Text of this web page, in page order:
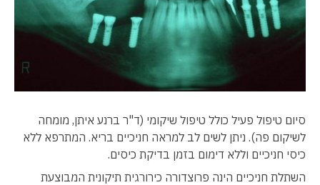
סיום טיפול פעיל כולל טיפול שיקומי (ד"ר ברנע איתן, מומחה
לשיקום פה). ניתן לשים לב למראה חניכיים בריא. המתרפא ללא
כיסי חניכיים וללא דימום בזמן בדיקת כיסים.
השתלת חניכיים הינה פרוצדורה כירורגית תיקונית המבוצעת